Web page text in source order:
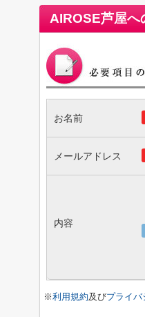
AIROSE芦屋へ
お名前
メールアドレス
内容
※利用規約及びプライバ